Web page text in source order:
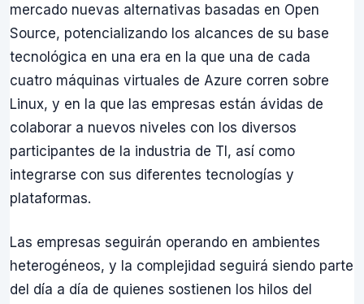
mercado nuevas alternativas basadas en Open
Source, potencializando los alcances de su base
tecnológica en una era en la que una de cada
cuatro máquinas virtuales de Azure corren sobre
Linux, y en la que las empresas están ávidas de
colaborar a nuevos niveles con los diversos
participantes de la industria de TI, así como
integrarse con sus diferentes tecnologías y
plataformas.
Las empresas seguirán operando en ambientes
heterogéneos, y la complejidad seguirá siendo parte
del día a día de quienes sostienen los hilos del